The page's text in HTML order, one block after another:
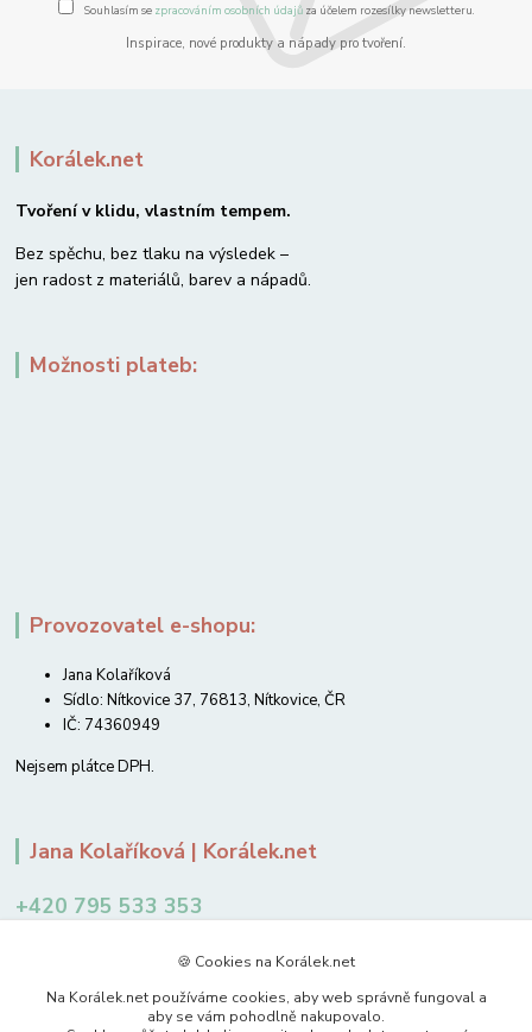
Souhlasím se zpracováním osobních údajůza účelem rozesílky newsletteru.
Inspirace, nové produkty a nápady pro tvoření.
Korálek.net
Tvoření v klidu, vlastním tempem.
Bez spěchu, bez tlaku na výsledek –
jen radost z materiálů, barev a nápadů.
Možnosti plateb:
Provozovatel e-shopu:
Jana Kolaříková
Sídlo: Nítkovice 37, 76813, Nítkovice, ČR
IČ: 74360949
Nejsem plátce DPH.
Jana Kolaříková | Korálek.net
+420 795 533 353
🍪 Cookies na Korálek.net
Na Korálek.net používáme cookies, aby web správně fungoval a
aby se vám pohodlně nakupovalo.